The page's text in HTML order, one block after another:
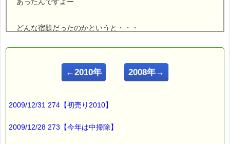
どんな宿題だったのかというと・・・
こんにちは！ さん
ｅパスタイム店長の
【予想外の宿題】
←2010年 2008年→
2009/12/31 274【初売り2010】
2009/12/28 273【今年は中掃除】